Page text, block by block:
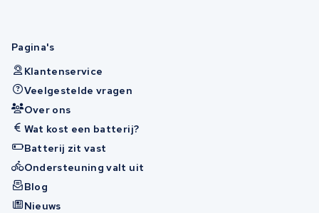
Pagina's
Klantenservice
Veelgestelde vragen
Over ons
Wat kost een batterij?
Batterij zit vast
Ondersteuning valt uit
Blog
Nieuws